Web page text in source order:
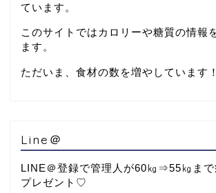
ています。
このサイトではカロリーや糖質の情報
ます。
ただいま、食材の数を増やしています！
Line＠
LINE＠登録で管理人が60㎏⇒55㎏まで
プレゼント♡